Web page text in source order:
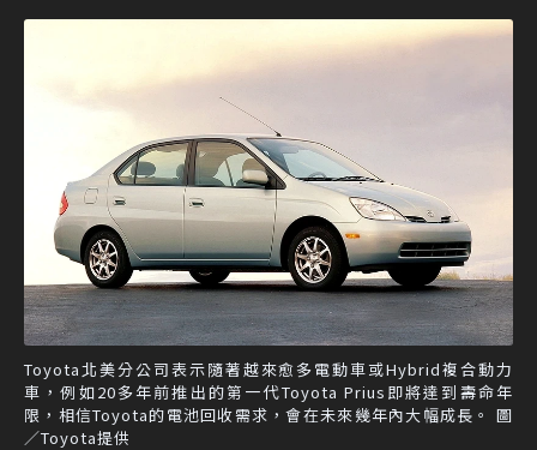
Toyota北美分公司表示隨著越來愈多電動車或Hybrid複合動力
車，例如20多年前推出的第一代Toyota Prius即將達到壽命年
限，相信Toyota的電池回收需求，會在未來幾年內大幅成長。 圖
／Toyota提供